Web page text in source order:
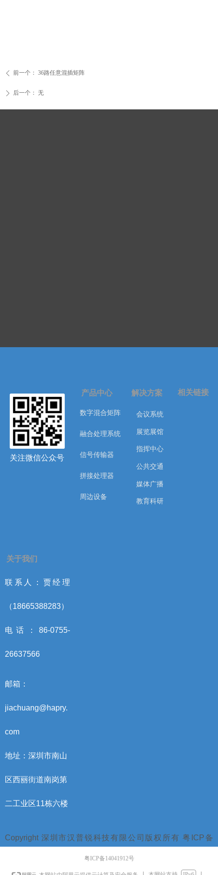
ꄴ 前一个： 36路任意混插矩阵
ꄲ 后一个： 无
产品中心
数字混合矩阵
融合处理系统
信号传输器
拼接处理器
周边设备
会议系统
展览展馆
指挥中心
公共交通
媒体广播
教育科研
解决方案 相关链接
联系人：贾经理
（18665388283）
电话：86-0755-
26637566
邮箱：
jiachuang@hapry.
com
地址：深圳市南山
区西丽街道南岗第
二工业区11栋六楼
关于我们
关注微信公众号
Copyright 深圳市汉普锐科技有限公司版权所有 粤ICP备
粤ICP备14041912号